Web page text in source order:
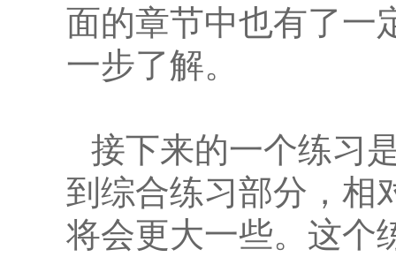
面的章节中也有了一
一步了解。
接下来的一个练习
到综合练习部分，相
将会更大一些。这个